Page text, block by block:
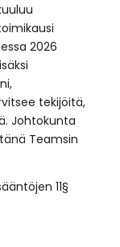
2026
tekijöitä,
Johtokunta
Teamsin
11§